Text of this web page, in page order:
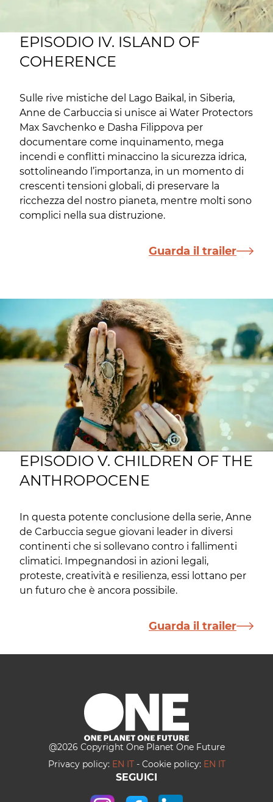
EPISODIO IV. ISLAND OF
COHERENCE
Sulle rive mistiche del Lago Baikal, in Siberia,
Anne de Carbuccia si unisce ai Water Protectors
Max Savchenko e Dasha Filippova per
documentare come inquinamento, mega
incendi e conflitti minaccino la sicurezza idrica,
sottolineando l’importanza, in un momento di
crescenti tensioni globali, di preservare la
ricchezza del nostro pianeta, mentre molti sono
complici nella sua distruzione.
Guarda il trailer
EPISODIO V. CHILDREN OF THE
ANTHROPOCENE
In questa potente conclusione della serie, Anne
de Carbuccia segue giovani leader in diversi
continenti che si sollevano contro i fallimenti
climatici. Impegnandosi in azioni legali,
proteste, creatività e resilienza, essi lottano per
un futuro che è ancora possibile.
Guarda il trailer
@2026 Copyright One Planet One Future
Privacy policy: EN IT- Cookie policy: EN IT
SEGUICI